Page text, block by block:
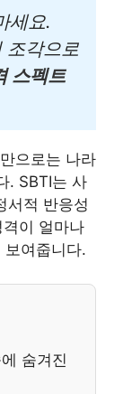
세요.
조각으로
스펙트
으로는 나라
. SBTI는 사
서적 반응성
이 얼마나
보여줍니다.
숨겨진